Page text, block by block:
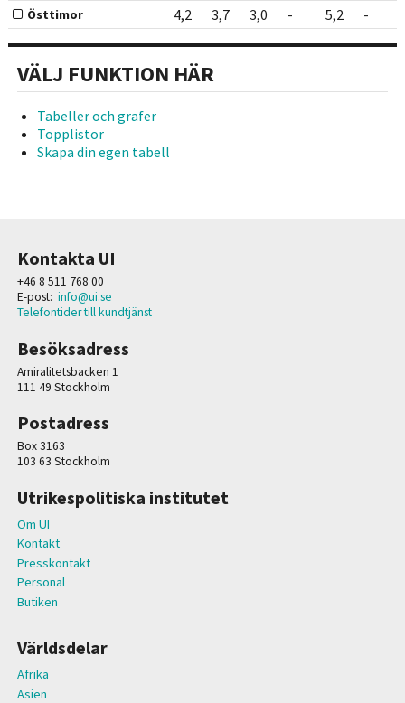
Östtimor 4,2 3,7 3,0 - 5,2 -
VÄLJ FUNKTION HÄR
Tabeller och grafer
Topplistor
Skapa din egen tabell
Kontakta UI
+46 8 511 768 00
E-post: info@ui.se
Telefontider till kundtjänst
Besöksadress
Amiralitetsbacken 1
111 49 Stockholm
Postadress
Box 3163
103 63 Stockholm
Utrikespolitiska institutet
Om UI
Kontakt
Presskontakt
Personal
Butiken
Världsdelar
Afrika
Asien